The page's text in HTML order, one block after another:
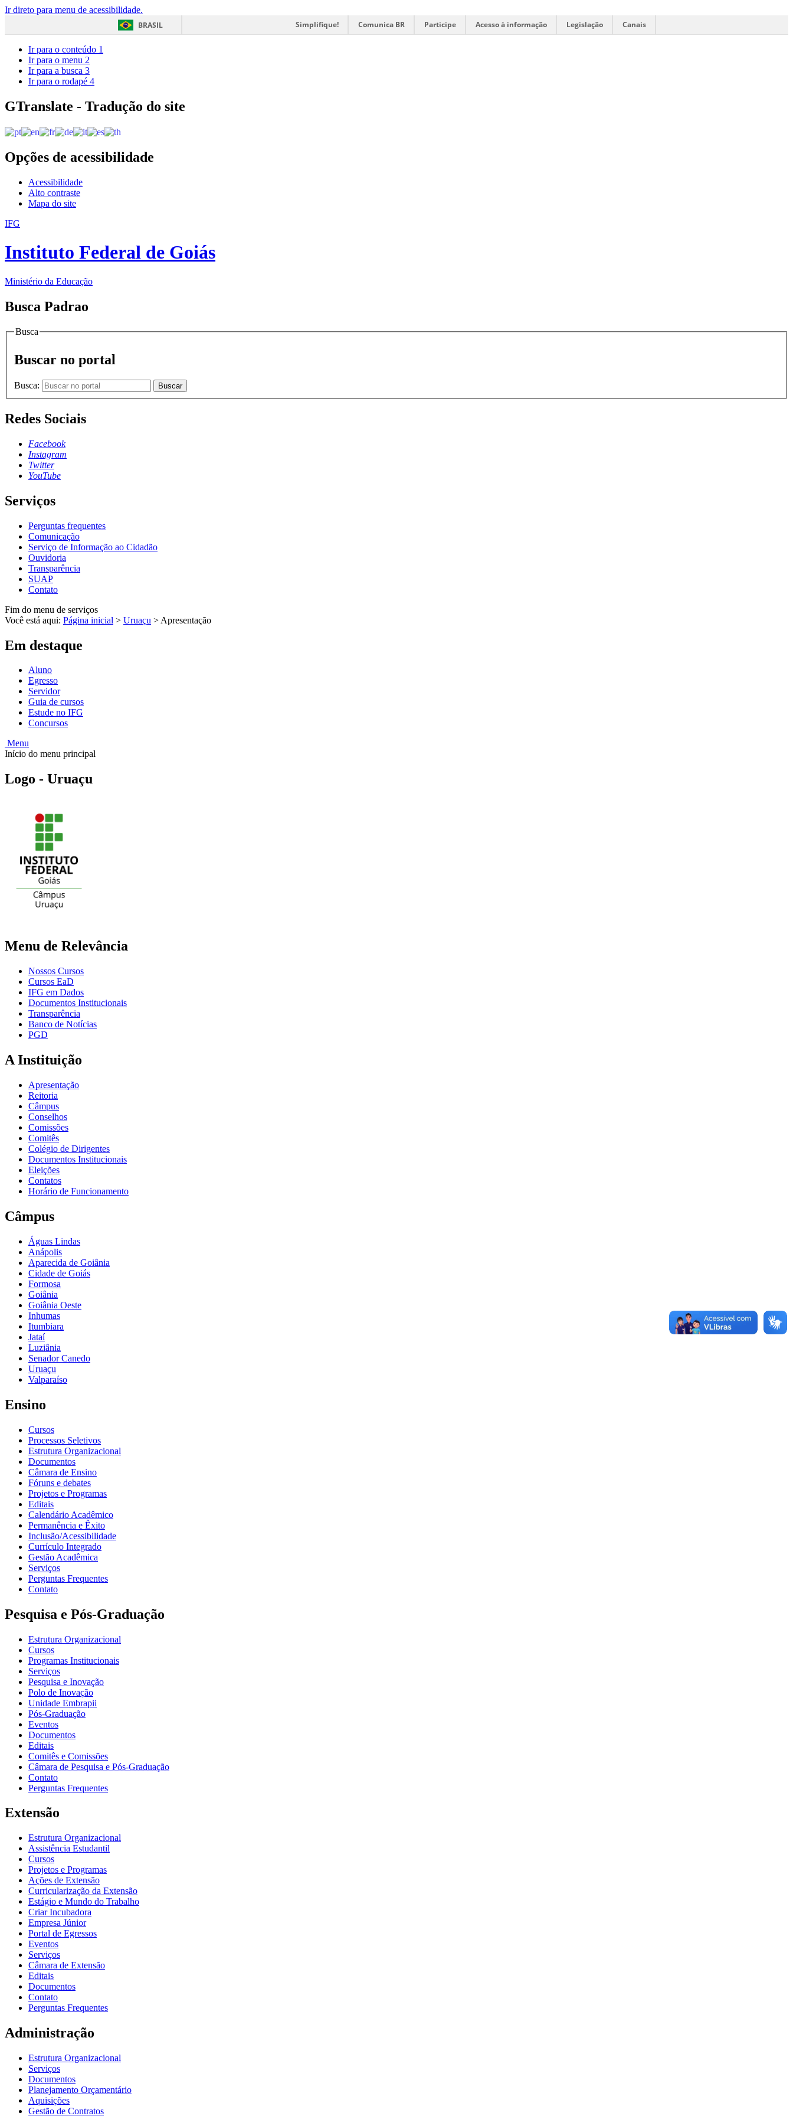
Ir direto para menu de acessibilidade.
BRASIL
Simplifique! Comunica BR Participe Acesso à informação Legislação Canais
Ir para o conteúdo 1
Ir para o menu 2
Ir para a busca 3
Ir para o rodapé 4
GTranslate - Tradução do site
Opções de acessibilidade
Acessibilidade
Alto contraste
Mapa do site
IFG
Instituto Federal de Goiás
Ministério da Educação
Busca Padrao
Busca
Buscar no portal
Busca: Buscar
Redes Sociais
Facebook
Instagram
Twitter
YouTube
Serviços
Perguntas frequentes
Comunicação
Serviço de Informação ao Cidadão
Ouvidoria
Transparência
SUAP
Contato
Fim do menu de serviços
Você está aqui: Página inicial > Uruaçu > Apresentação
Em destaque
Aluno
Egresso
Servidor
Guia de cursos
Estude no IFG
Concursos
Menu
Início do menu principal
Logo - Uruaçu
Menu de Relevância
Nossos Cursos
Cursos EaD
IFG em Dados
Documentos Institucionais
Transparência
Banco de Notícias
PGD
A Instituição
Apresentação
Reitoria
Câmpus
Conselhos
Comissões
Comitês
Colégio de Dirigentes
Documentos Institucionais
Eleições
Contatos
Horário de Funcionamento
Câmpus
Águas Lindas
Anápolis
Aparecida de Goiânia
Cidade de Goiás
Formosa
Goiânia
Goiânia Oeste
Inhumas
Itumbiara
Jataí
Luziânia
Senador Canedo
Uruaçu
Valparaíso
Ensino
Cursos
Processos Seletivos
Estrutura Organizacional
Documentos
Câmara de Ensino
Fóruns e debates
Projetos e Programas
Editais
Calendário Acadêmico
Permanência e Êxito
Inclusão/Acessibilidade
Currículo Integrado
Gestão Acadêmica
Serviços
Perguntas Frequentes
Contato
Pesquisa e Pós-Graduação
Estrutura Organizacional
Cursos
Programas Institucionais
Serviços
Pesquisa e Inovação
Polo de Inovação
Unidade Embrapii
Pós-Graduação
Eventos
Documentos
Editais
Comitês e Comissões
Câmara de Pesquisa e Pós-Graduação
Contato
Perguntas Frequentes
Extensão
Estrutura Organizacional
Assistência Estudantil
Cursos
Projetos e Programas
Ações de Extensão
Curricularização da Extensão
Estágio e Mundo do Trabalho
Criar Incubadora
Empresa Júnior
Portal de Egressos
Eventos
Serviços
Câmara de Extensão
Editais
Documentos
Contato
Perguntas Frequentes
Administração
Estrutura Organizacional
Serviços
Documentos
Planejamento Orçamentário
Aquisições
Gestão de Contratos